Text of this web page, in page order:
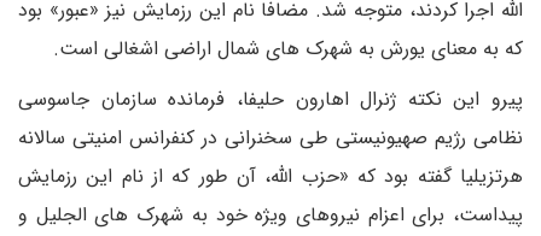
الله اجرا کردند، متوجه شد. مضافا نام این رزمایش نیز «عبور» بود
که به معنای یورش به شهرک های شمال اراضی اشغالی است.
پیرو این نکته ژنرال اهارون حلیفا، فرمانده سازمان جاسوسی
نظامی رژیم صهیونیستی طی سخنرانی در کنفرانس امنیتی سالانه
هرتزیلیا گفته بود که «حزب الله، آن طور که از نام این رزمایش
پیداست، برای اعزام نیروهای ویژه خود به شهرک های الجلیل و